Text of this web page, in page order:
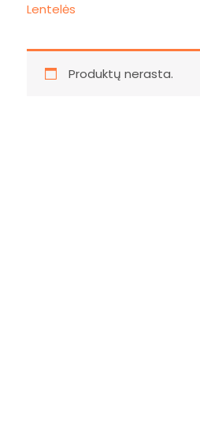
Lentelės
Produktų nerasta.